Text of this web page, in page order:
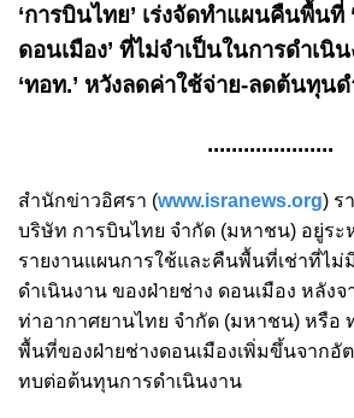
‘การบินไทย’ เร่งจัดทำแผนคืนพื้นที่
ดอนเมือง’ ที่ไม่จำเป็นในการดำเนิ
‘ทอท.’ หวังลดค่าใช้จ่าย-ลดต้นทุน
.....................
สำนักข่าวอิศรา (www.isranews.org) ร
บริษัท การบินไทย จำกัด (มหาชน) อยู่ระ
รายงานแผนการใช้และคืนพื้นที่เช่าที่ไม่
ดำเนินงาน ของฝ่ายช่าง ดอนเมือง หลัง
ท่าอากาศยานไทย จำกัด (มหาชน) หรือ
พื้นที่ของฝ่ายช่างดอนเมืองเพิ่มขึ้นจากอัต
ทบต่อต้นทุนการดำเนินงาน